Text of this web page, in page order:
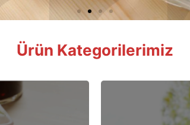
Ürün Kategorilerimiz